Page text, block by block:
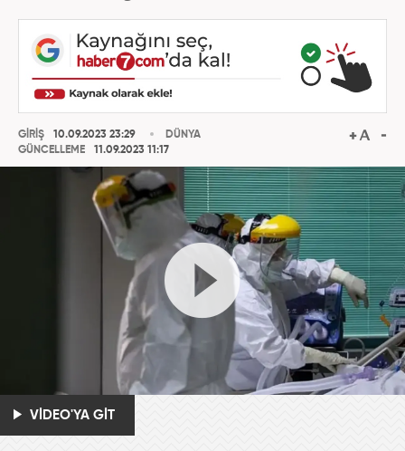
GİRİŞ
10.09.2023 23:29
GÜNCELLEME
11.09.2023 11:17
DÜNYA
VİDEO'YA GİT